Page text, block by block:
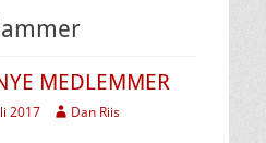
MEDLEMMER
2017 Forfatter
Dan Riis